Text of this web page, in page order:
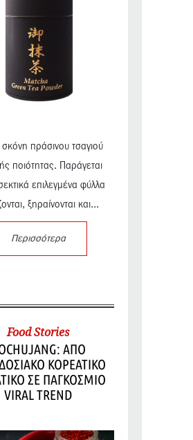
σκόνη πράσινου τσαγιού
ποιότητας. Παράγεται
επιλεγμένα φύλλα
ξηραίνονται και...
Περισσότερα
Food Stories
ΑΠΟ
ΚΟΡΕΑΤΙΚΟ
ΣΕ ΠΑΓΚΟΣΜΙΟ
VIRAL TREND